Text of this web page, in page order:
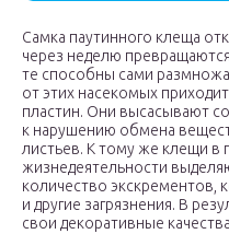
Самка паутинного клеща
через неделю
те способны сами
от этих насекомых
пластин. Они высасывают
к нарушению обмена
листьев. К тому же клещи в
жизнедеятельности
количество экскрементов,
и другие загрязнения. В
свои декоративные